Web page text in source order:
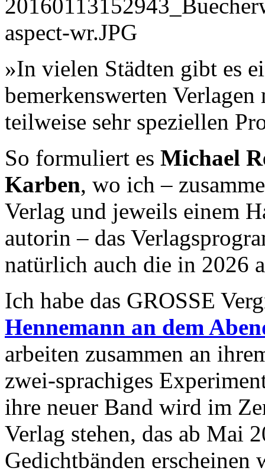
»In vielen Städten gibt es
bemerkenswerten
teilweise sehr speziellen
So formuliert es Michael
Karben, wo ich –
Verlag und jeweils einem
autorin – das
natürlich auch die in 2026
Ich habe das GROSSE
Hennemann an dem
arbeiten zusammen an
zwei-sprachiges
ihre neuer Band wird im
Verlag stehen, das ab Mai
Gedichtbänden erscheinen